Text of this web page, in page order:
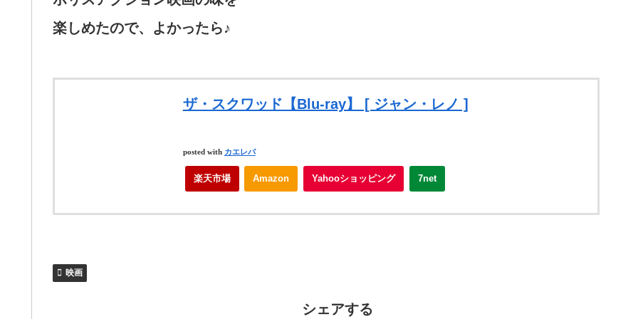
楽しめたので、よかったら♪
ザ・スクワッド【Blu-ray】 [ ジャン・レノ ]
posted with カエレバ
楽天市場 Amazon Yahooショッピング 7net
映画
シェアする